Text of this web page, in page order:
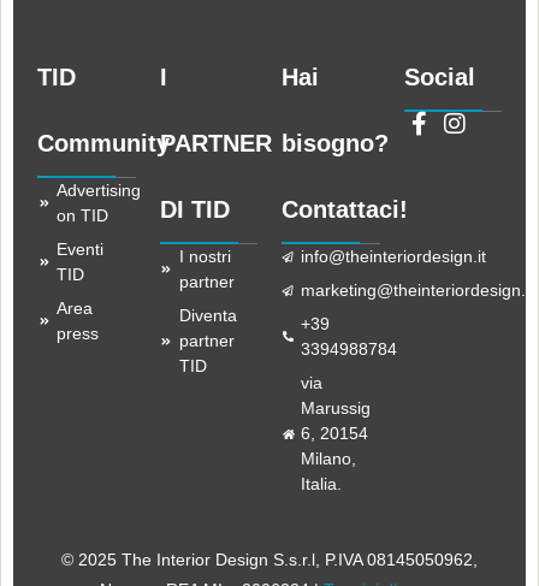
TID
Community
Advertising
on TID
Eventi
TID
Area
press
I
PARTNER
DI TID
I nostri
partner
Diventa
partner
TID
Hai
bisogno?
Contattaci!
info@theinteriordesign.it
marketing@theinteriordesign.it
+39
3394988784
via
Marussig
6, 20154
Milano,
Italia.
Social
© 2025 The Interior Design S.s.r.l , P.IVA 08145050962,